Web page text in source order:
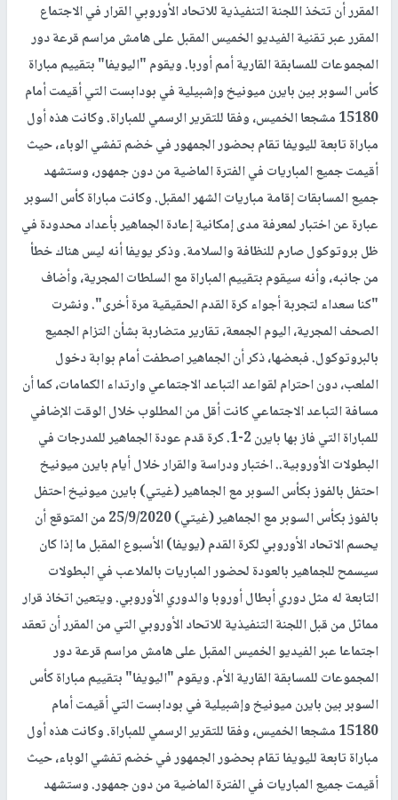
المقرر أن تتخذ اللجنة التنفيذية للاتحاد الأوروبي القرار في الاجتماع
المقرر عبر تقنية الفيديو الخميس المقبل على هامش مراسم قرعة دور
المجموعات للمسابقة القارية أمم أوربا. ويقوم "اليويفا" بتقييم مباراة
كأس السوبر بين بايرن ميونيخ وإشبيلية في بودابست التي أقيمت أمام
15180 مشجعا الخميس، وفقا للتقرير الرسمي للمباراة. وكانت هذه أول
مباراة تابعة لليويفا تقام بحضور الجمهور في خضم تفشي الوباء، حيث
أقيمت جميع المباريات في الفترة الماضية من دون جمهور، وستشهد
جميع المسابقات إقامة مباريات الشهر المقبل. وكانت مباراة كأس السوبر
عبارة عن اختبار لمعرفة مدى إمكانية إعادة الجماهير بأعداد محدودة في
ظل بروتوكول صارم للنظافة والسلامة. وذكر يويفا أنه ليس هناك خطأ
من جانبه، وأنه سيقوم بتقييم المباراة مع السلطات المجرية، وأضاف
"كنا سعداء لتجربة أجواء كرة القدم الحقيقية مرة أخرى". ونشرت
الصحف المجرية، اليوم الجمعة، تقارير متضاربة بشأن التزام الجميع
بالبروتوكول. فبعضها، ذكر أن الجماهير اصطفت أمام بوابة دخول
الملعب، دون احترام لقواعد التباعد الاجتماعي وارتداء الكمامات، كما أن
مسافة التباعد الاجتماعي كانت أقل من المطلوب خلال الوقت الإضافي
للمباراة التي فاز بها بايرن 2-1. كرة قدم عودة الجماهير للمدرجات في
البطولات الأوروبية.. اختبار ودراسة والقرار خلال أيام بايرن ميونيخ
احتفل بالفوز بكأس السوبر مع الجماهير (غيتي) بايرن ميونيخ احتفل
بالفوز بكأس السوبر مع الجماهير (غيتي) 25/9/2020 من المتوقع أن
يحسم الاتحاد الأوروبي لكرة القدم (يويفا) الأسبوع المقبل ما إذا كان
سيسمح للجماهير بالعودة لحضور المباريات بالملاعب في البطولات
التابعة له مثل دوري أبطال أوروبا والدوري الأوروبي. ويتعين اتخاذ قرار
مماثل من قبل اللجنة التنفيذية للاتحاد الأوروبي التي من المقرر أن تعقد
اجتماعا عبر الفيديو الخميس المقبل على هامش مراسم قرعة دور
المجموعات للمسابقة القارية الأم. ويقوم "اليويفا" بتقييم مباراة كأس
السوبر بين بايرن ميونيخ وإشبيلية في بودابست التي أقيمت أمام
15180 مشجعا الخميس، وفقا للتقرير الرسمي للمباراة. وكانت هذه أول
مباراة تابعة لليويفا تقام بحضور الجمهور في خضم تفشي الوباء، حيث
أقيمت جميع المباريات في الفترة الماضية من دون جمهور. وستشهد